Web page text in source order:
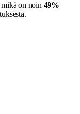
mikä on noin 49%